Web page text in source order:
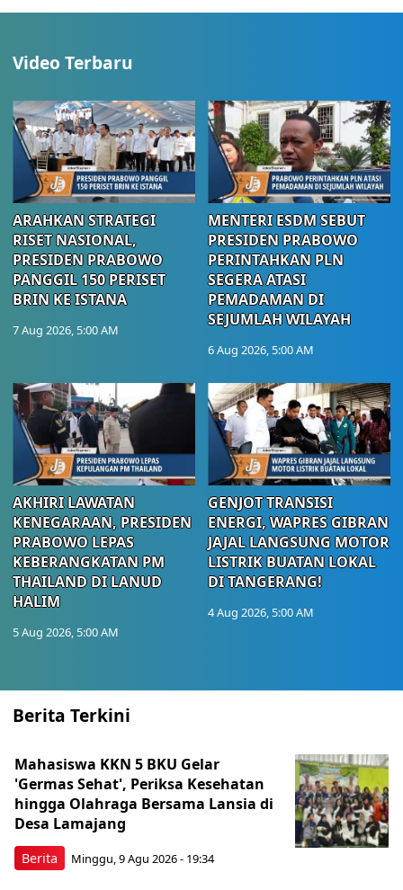
Video Terbaru
ARAHKAN STRATEGI
RISET NASIONAL,
PRESIDEN PRABOWO
PANGGIL 150 PERISET
BRIN KE ISTANA
7 Aug 2026, 5:00 AM
MENTERI ESDM SEBUT
PRESIDEN PRABOWO
PERINTAHKAN PLN
SEGERA ATASI
PEMADAMAN DI
SEJUMLAH WILAYAH
6 Aug 2026, 5:00 AM
AKHIRI LAWATAN
KENEGARAAN, PRESIDEN
PRABOWO LEPAS
KEBERANGKATAN PM
THAILAND DI LANUD
HALIM
5 Aug 2026, 5:00 AM
GENJOT TRANSISI
ENERGI, WAPRES GIBRAN
JAJAL LANGSUNG MOTOR
LISTRIK BUATAN LOKAL
DI TANGERANG!
4 Aug 2026, 5:00 AM
Berita Terkini
Berita
Mahasiswa KKN 5 BKU Gelar
'Germas Sehat', Periksa Kesehatan
hingga Olahraga Bersama Lansia di
Desa Lamajang
Minggu, 9 Agu 2026 - 19:34